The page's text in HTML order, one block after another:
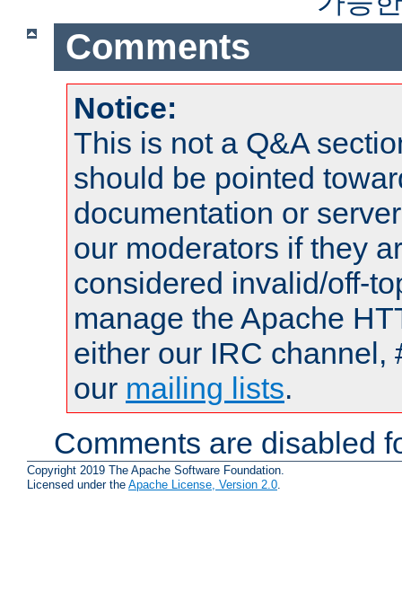
Comments
Notice:
This is not a Q&A
should be pointed
documentation or
our moderators if they
considered invalid/off-
manage the Apache
either our IRC channel,
our mailing lists.
Comments are disabled
Copyright 2019 The Apache Software Foundation.
Licensed under the Apache License, Version 2.0.